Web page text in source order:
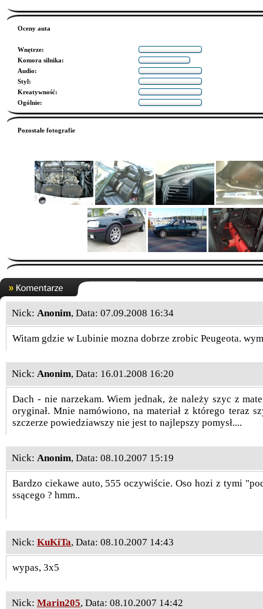
Oceny auta
Wnętrze:
Komora silnika:
Audio:
Styl:
Kreatywność:
Ogólnie:
Pozostałe fotografie
Nick: Anonim, Data: 07.09.2008 16:34
Witam gdzie w Lubinie mozna dobrze zrobic Peugeota.
Nick: Anonim, Data: 16.01.2008 16:20
Dach - nie narzekam. Wiem jednak, że należy szyc z
oryginał. Mnie namówiono, na materiał z którego teraz
szczerze powiedziawszy nie jest to najlepszy pomysł....
Nick: Anonim, Data: 08.10.2007 15:19
Bardzo ciekawe auto, 555 oczywiście. Oso hozi z tymi
ssącego ? hmm..
Nick: KuKiTa, Data: 08.10.2007 14:43
wypas, 3x5
Nick: Marin205, Data: 08.10.2007 14:42